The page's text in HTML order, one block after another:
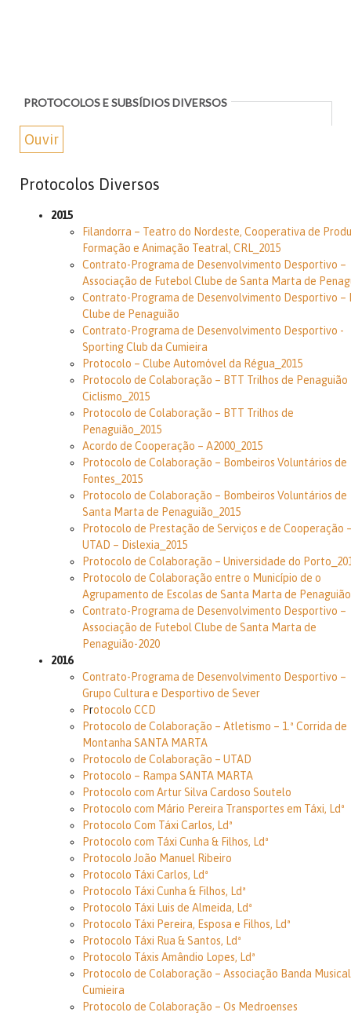
PROTOCOLOS E SUBSÍDIOS DIVERSOS
Ouvir
Protocolos Diversos
2015
Filandorra – Teatro do Nordeste, Cooperativa de
Formação e Animação Teatral, CRL_2015
Contrato-Programa de Desenvolvimento Desportivo –
Associação de Futebol Clube de Santa Marta de
Contrato-Programa de Desenvolvimento Desportivo –
Clube de Penaguião
Contrato-Programa de Desenvolvimento Desportivo -
Sporting Club da Cumieira
Protocolo – Clube Automóvel da Régua_2015
Protocolo de Colaboração – BTT Trilhos de Penaguião
Ciclismo_2015
Protocolo de Colaboração – BTT Trilhos de
Penaguião_2015
Acordo de Cooperação – A2000_2015
Protocolo de Colaboração – Bombeiros Voluntários de
Fontes_2015
Protocolo de Colaboração – Bombeiros Voluntários de
Santa Marta de Penaguião_2015
Protocolo de Prestação de Serviços e de Cooperação
UTAD – Dislexia_2015
Protocolo de Colaboração – Universidade do
Protocolo de Colaboração entre o Município de o
Agrupamento de Escolas de Santa Marta de Penaguião
Contrato-Programa de Desenvolvimento Desportivo –
Associação de Futebol Clube de Santa Marta de
Penaguião-2020
2016
Contrato-Programa de Desenvolvimento Desportivo –
Grupo Cultura e Desportivo de Sever
Protocolo CCD
Protocolo de Colaboração – Atletismo – 1.ª Corrida de
Montanha SANTA MARTA
Protocolo de Colaboração – UTAD
Protocolo – Rampa SANTA MARTA
Protocolo com Artur Silva Cardoso Soutelo
Protocolo com Mário Pereira Transportes em Táxi, Ldª
Protocolo Com Táxi Carlos, Ldª
Protocolo com Táxi Cunha & Filhos, Ldª
Protocolo João Manuel Ribeiro
Protocolo Táxi Carlos, Ldª
Protocolo Táxi Cunha & Filhos, Ldª
Protocolo Táxi Luis de Almeida, Ldª
Protocolo Táxi Pereira, Esposa e Filhos, Ldª
Protocolo Táxi Rua & Santos, Ldª
Protocolo Táxis Amândio Lopes, Ldª
Protocolo de Colaboração – Associação Banda
Cumieira
Protocolo de Colaboração – Os Medroenses